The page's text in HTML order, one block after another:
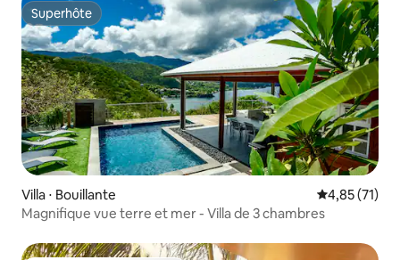
Superhôte
Superhôte
Villa ⋅ Bouillante Évaluation
4,85 (71)
Magnifique vue terre et mer - Villa de 3 chambres